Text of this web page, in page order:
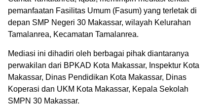
pemanfaatan Fasilitas Umum (Fasum) yang terletak di
depan SMP Negeri 30 Makassar, wilayah Kelurahan
Tamalanrea, Kecamatan Tamalanrea.
Mediasi ini dihadiri oleh berbagai pihak diantaranya
perwakilan dari BPKAD Kota Makassar, Inspektur Kota
Makassar, Dinas Pendidikan Kota Makassar, Dinas
Koperasi dan UKM Kota Makassar, Kepala Sekolah
SMPN 30 Makassar.